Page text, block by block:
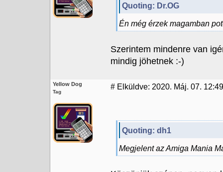
Quoting: Dr.OG
Én még érzek magamban
Szerintem mindenre van
mindig jöhetnek :-)
Yellow Dog
Tag
# Elküldve: 2020. Máj. 07. 12:49
Quoting: dh1
Megjelent az Amiga Mania